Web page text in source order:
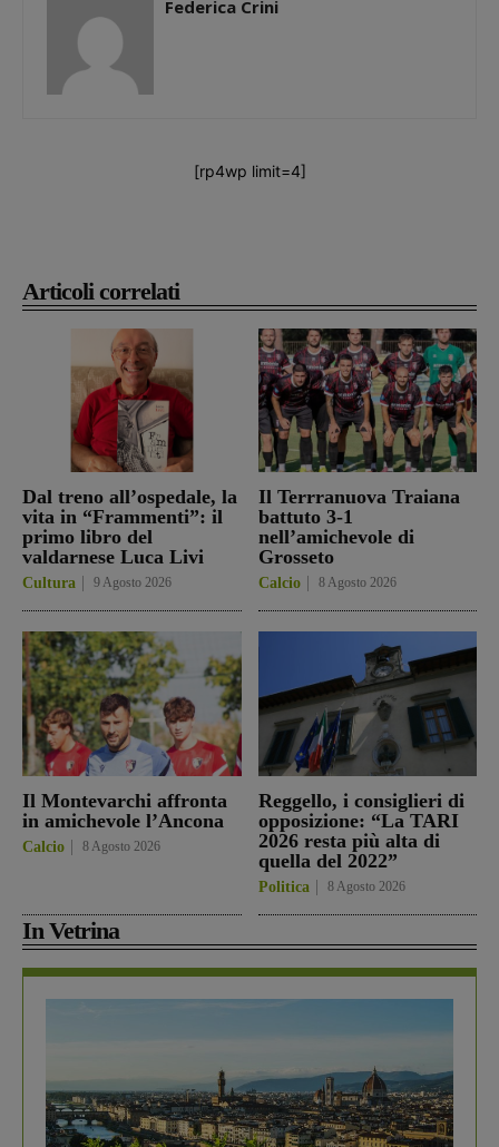
Articoli correlati
Dal treno all’ospedale, la
vita in “Frammenti”: il
primo libro del
valdarnese Luca Livi
Cultura 9 Agosto 2026
Il Terrranuova Traiana
battuto 3-1
nell’amichevole di
Grosseto
Calcio 8 Agosto 2026
Il Montevarchi affronta
in amichevole l’Ancona
Calcio 8 Agosto 2026
Reggello, i consiglieri di
opposizione: “La TARI
2026 resta più alta di
quella del 2022”
Politica 8 Agosto 2026
In Vetrina
Federica Crini
[rp4wp limit=4]